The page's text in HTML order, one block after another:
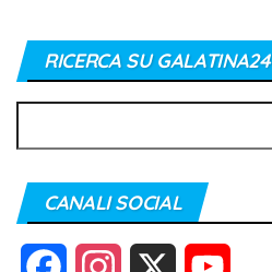
RICERCA SU GALATINA24
per:
CANALI SOCIAL